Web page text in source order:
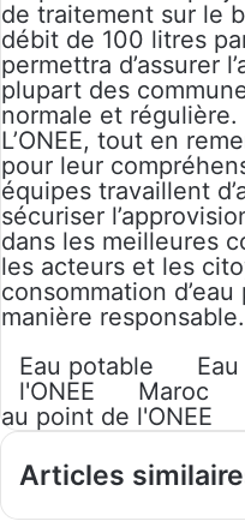
de traitement sur le
débit de 100 litres
permettra d’assurer
plupart des
normale et régulière.
L’ONEE, tout en
pour leur
équipes travaillent
sécuriser
dans les meilleures
les acteurs et les
consommation
manière responsable.
Eau potable
l'ONEE
Maroc
au point de l'ONEE
Articles